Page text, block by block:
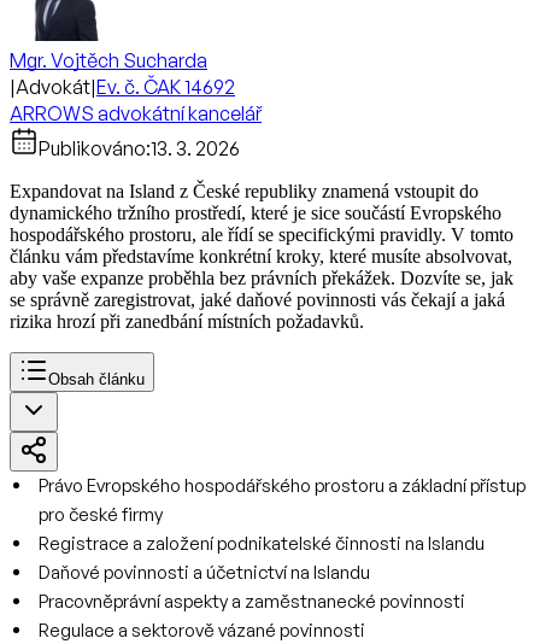
Mgr. Vojtěch Sucharda
|Advokát|Ev. č. ČAK 14692
ARROWS advokátní kancelář
Publikováno:13. 3. 2026
Expandovat na Island z České republiky znamená vstoupit do
dynamického tržního prostředí, které je sice součástí Evropského
hospodářského prostoru, ale řídí se specifickými pravidly. V tomto
článku vám představíme konkrétní kroky, které musíte absolvovat,
aby vaše expanze proběhla bez právních překážek. Dozvíte se, jak
se správně zaregistrovat, jaké daňové povinnosti vás čekají a jaká
rizika hrozí při zanedbání místních požadavků.
Obsah článku
Právo Evropského hospodářského prostoru a základní přístup
pro české firmy
Registrace a založení podnikatelské činnosti na Islandu
Daňové povinnosti a účetnictví na Islandu
Pracovněprávní aspekty a zaměstnanecké povinnosti
Regulace a sektorově vázané povinnosti